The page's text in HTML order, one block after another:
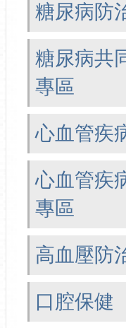
糖尿病防
糖尿病共
專區
心血管疾
心血管疾
專區
高血壓防
口腔保健